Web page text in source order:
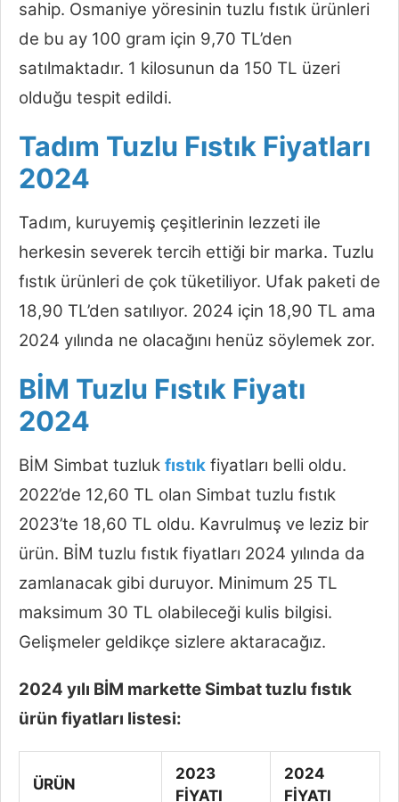
sahip. Osmaniye yöresinin tuzlu fıstık ürünleri
de bu ay 100 gram için 9,70 TL’den
satılmaktadır. 1 kilosunun da 150 TL üzeri
olduğu tespit edildi.
Tadım Tuzlu Fıstık Fiyatları
2024
Tadım, kuruyemiş çeşitlerinin lezzeti ile
herkesin severek tercih ettiği bir marka. Tuzlu
fıstık ürünleri de çok tüketiliyor. Ufak paketi de
18,90 TL’den satılıyor. 2024 için 18,90 TL ama
2024 yılında ne olacağını henüz söylemek zor.
BİM Tuzlu Fıstık Fiyatı
2024
BİM Simbat tuzluk fıstık fiyatları belli oldu.
2022’de 12,60 TL olan Simbat tuzlu fıstık
2023’te 18,60 TL oldu. Kavrulmuş ve leziz bir
ürün. BİM tuzlu fıstık fiyatları 2024 yılında da
zamlanacak gibi duruyor. Minimum 25 TL
maksimum 30 TL olabileceği kulis bilgisi.
Gelişmeler geldikçe sizlere aktaracağız.
2024 yılı BİM markette Simbat tuzlu fıstık
ürün fiyatları listesi:
ÜRÜN
2023
FİYATI
2024
FİYATI